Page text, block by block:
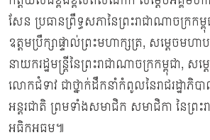
សែន ប្រធានព្រឹទ្ធសភានៃព្រះរាជាណាចក្រកម្
ឧត្តមប្រឹក្សាផ្ទាល់ព្រះមហាក្សត្រ, សម្តេចម
នាយករដ្ឋមន្ត្រីនៃព្រះរាជាណាចក្រកម្ពុជា, ស
លោកជំទាវ ជាថ្នាក់ដឹកនាំកំពូលនៃរាជរដ្ឋាភិបា
អន្តរជាតិ ព្រមទាំងសមាជិក សមាជិកា នៃព្រះ
អធិកអធម៕